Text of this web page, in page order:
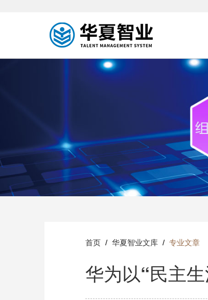
首页 华夏智业文库 专业文章
华为以“民主